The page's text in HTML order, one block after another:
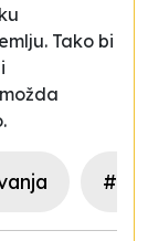
Tako bi